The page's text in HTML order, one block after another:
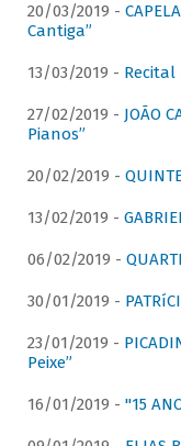
20/03/2019 -
Cantiga”
13/03/2019 - Recital
27/02/2019 - JOÃO
Pianos”
20/02/2019 -
13/02/2019 -
06/02/2019 -
30/01/2019 -
23/01/2019 -
Peixe”
16/01/2019 - "15